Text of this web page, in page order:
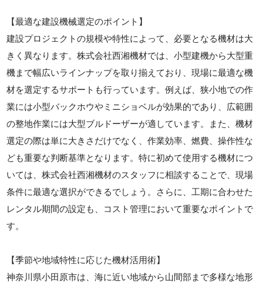
【最適な建設機械選定のポイント】
建設プロジェクトの規模や特性によって、必要となる機材は大
きく異なります。株式会社西湘機材では、小型建機から大型重
機まで幅広いラインナップを取り揃えており、現場に最適な機
材を選定するサポートも行っています。例えば、狭小地での作
業には小型バックホウやミニショベルが効果的であり、広範囲
の整地作業には大型ブルドーザーが適しています。また、機材
選定の際は単に大きさだけでなく、作業効率、燃費、操作性な
ども重要な判断基準となります。特に初めて使用する機材につ
いては、株式会社西湘機材のスタッフに相談することで、現場
条件に最適な選択ができるでしょう。さらに、工期に合わせた
レンタル期間の設定も、コスト管理において重要なポイントで
す。
【季節や地域特性に応じた機材活用術】
神奈川県小田原市は、海に近い地域から山間部まで多様な地形